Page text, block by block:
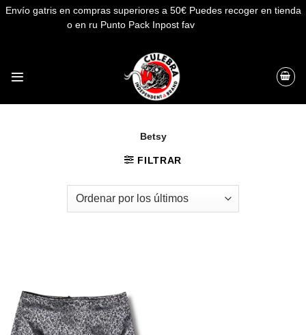
Envío gatris en compras superiores a 50€ Puedes recoger en tienda
o en ru Punto Pack Inpost fav
contenido
Betsy
FILTRAR